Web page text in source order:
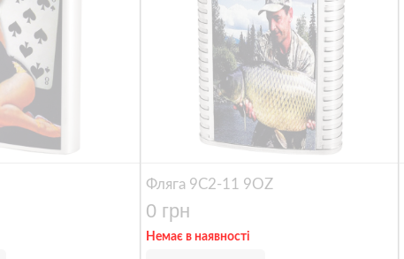
Фляга 9C2-11 9OZ
0 грн
Немає в наявності